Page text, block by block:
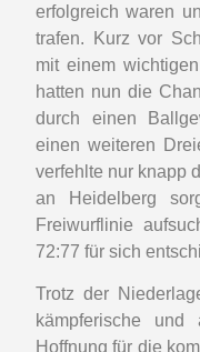
erfolgreich waren
trafen. Kurz vor
mit einem
hatten nun die
durch einen
einen weiteren
verfehlte nur knapp
an Heidelberg
Freiwurflinie
72:77 für sich
Trotz der
kämpferische und
Hoffnung für die